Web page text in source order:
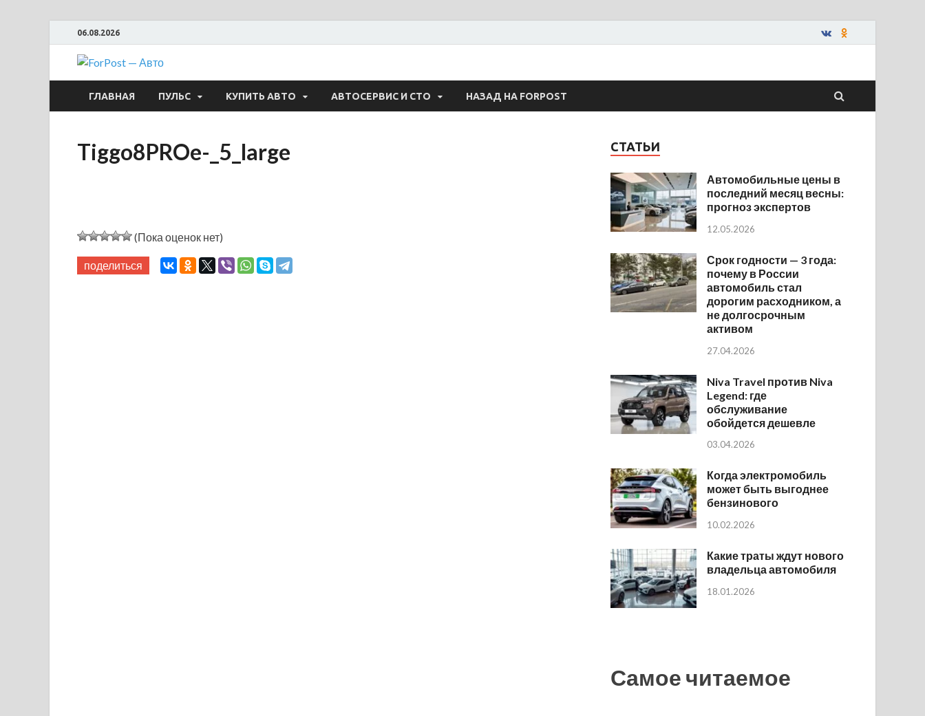
06.08.2026
ForPost — Авто
ГЛАВНАЯ ПУЛЬС КУПИТЬ АВТО АВТОСЕРВИС И СТО НАЗАД НА FORPOST
Tiggo8PROe-_5_large
(Пока оценок нет)
поделиться
СТАТЬИ
Автомобильные цены в
последний месяц весны:
прогноз экспертов
12.05.2026
Срок годности — 3 года:
почему в России
автомобиль стал
дорогим расходником, а
не долгосрочным
активом
27.04.2026
Niva Travel против Niva
Legend: где
обслуживание
обойдется дешевле
03.04.2026
Когда электромобиль
может быть выгоднее
бензинового
10.02.2026
Какие траты ждут нового
владельца автомобиля
18.01.2026
Самое читаемое